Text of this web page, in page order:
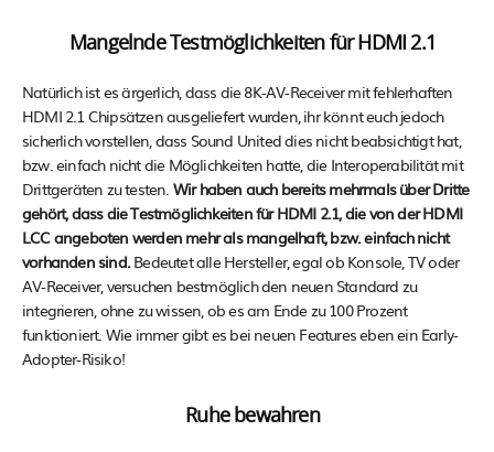
Mangelnde Testmöglichkeiten für HDMI 2.1
Natürlich ist es ärgerlich, dass die 8K-AV-Receiver mit fehlerhaften
HDMI 2.1 Chipsätzen ausgeliefert wurden, ihr könnt euch jedoch
sicherlich vorstellen, dass Sound United dies nicht beabsichtigt hat,
bzw. einfach nicht die Möglichkeiten hatte, die Interoperabilität mit
Drittgeräten zu testen. Wir haben auch bereits mehrmals über Dritte
gehört, dass die Testmöglichkeiten für HDMI 2.1, die von der HDMI
LCC angeboten werden mehr als mangelhaft, bzw. einfach nicht
vorhanden sind.Bedeutet alle Hersteller, egal ob Konsole, TV oder
AV-Receiver, versuchen bestmöglich den neuen Standard zu
integrieren, ohne zu wissen, ob es am Ende zu 100 Prozent
funktioniert. Wie immer gibt es bei neuen Features eben ein Early-
Adopter-Risiko!
Ruhe bewahren